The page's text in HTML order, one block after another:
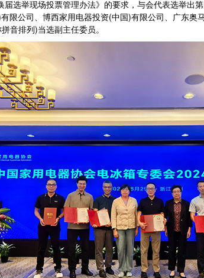
举现场投票管理办法》的要求，与会代表选举出
限公司、博西家用电器投资(中国)有限公司、广东
音排列)当选副主任委员。